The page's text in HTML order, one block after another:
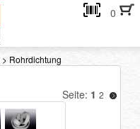
0
> Rohrdichtung
Seite: 1 2